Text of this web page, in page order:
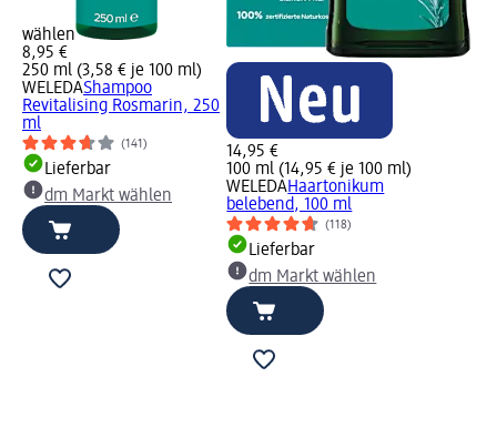
wählen
8,95 €
250 ml (3,58 € je 100 ml)
WELEDAShampoo
Revitalising Rosmarin, 250
ml
(141)
Lieferbar
dm Markt wählen
14,95 €
100 ml (14,95 € je 100 ml)
WELEDAHaartonikum
belebend, 100 ml
(118)
Lieferbar
dm Markt wählen